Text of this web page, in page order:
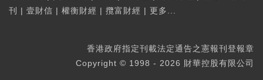
刊
| 壹財信 | 權衡財經 | 攬富財經 | 更多...
香港政府指定刊載法定通告之憲報刊登報章
Copyright © 1998 - 2026 財華控股有限公司